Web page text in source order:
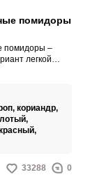
помидоры
помидоры –
легкой
кориандр,
33288 0